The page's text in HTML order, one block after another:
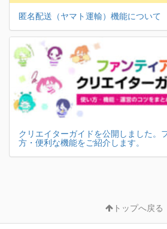
匿名配送（ヤマト運輸）機能について
クリエイターガイドを公開しました。
方・便利な機能をご紹介します。
トップへ戻る